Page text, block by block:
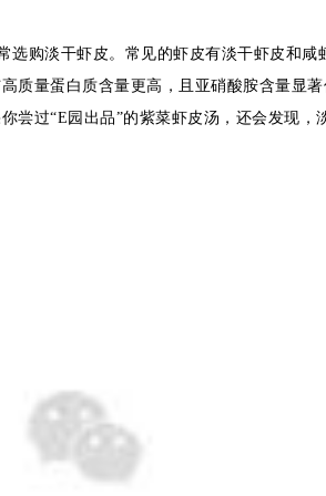
选购淡干虾皮。常见的虾皮有淡干虾皮和咸
质量蛋白质含量更高，且亚硝酸胺含量显
尝过“E园出品”的紫菜虾皮汤，还会发现，